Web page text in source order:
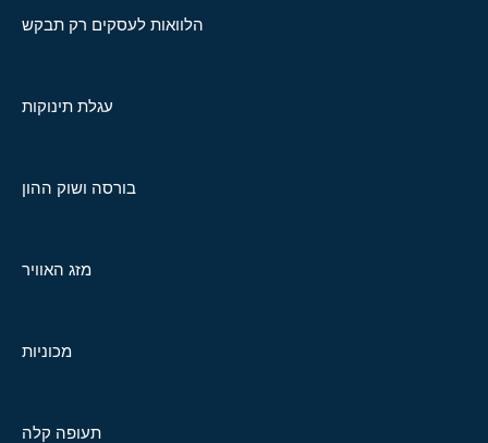
הלוואות לעסקים רק תבקש
עגלת תינוקות
בורסה ושוק ההון
מזג האוויר
מכוניות
תעופה קלה